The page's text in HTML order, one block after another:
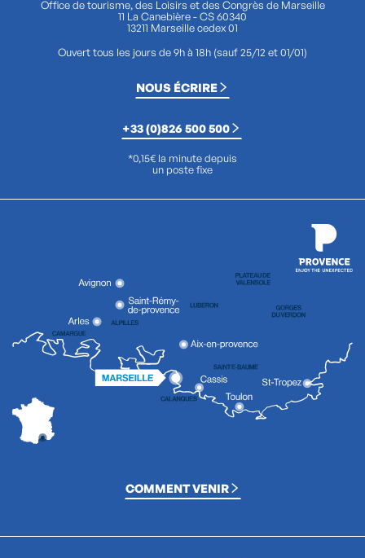
Office de tourisme, des Loisirs et des Congrès de Marseille
11 La Canebière - CS 60340
13211 Marseille cedex 01
Ouvert tous les jours de 9h à 18h (sauf 25/12 et 01/01)
NOUS ÉCRIRE
+33 (0)826 500 500
*0,15€ la minute depuis
un poste fixe
COMMENT VENIR